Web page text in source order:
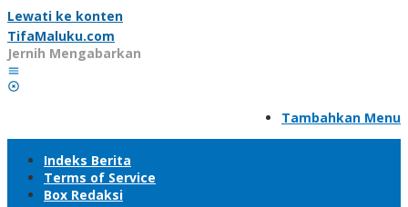
Lewati ke konten
TifaMaluku.com
Jernih Mengabarkan
Tambahkan Menu
Indeks Berita
Terms of Service
Box Redaksi